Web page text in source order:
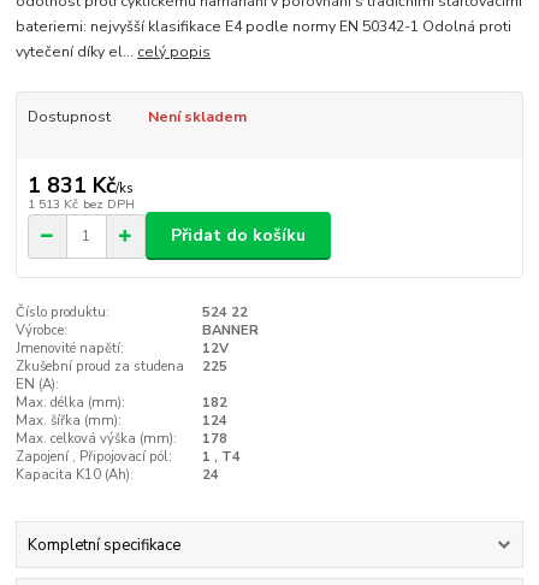
bateriemi: nejvyšší klasifikace E4 podle normy EN 50342-1 Odolná proti
vytečení díky el... celý popis
Dostupnost Není skladem
1 831 Kč/ks
1 513 Kč bez DPH
Přidat do košíku
Číslo produktu:
524 22
Výrobce:
BANNER
Jmenovité napětí:
12V
Zkušební proud za studena
EN (A):
225
Max. délka (mm):
182
Max. šířka (mm):
124
Max. celková výška (mm):
178
Zapojení , Připojovací pól:
1 , T4
Kapacita K10 (Ah):
24
Kompletní specifikace